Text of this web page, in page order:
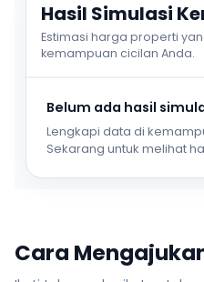
Hasil Simulasi
Estimasi harga properti
kemampuan cicilan Anda.
Belum ada hasil
Lengkapi data di
Sekarang untuk melihat
Cara